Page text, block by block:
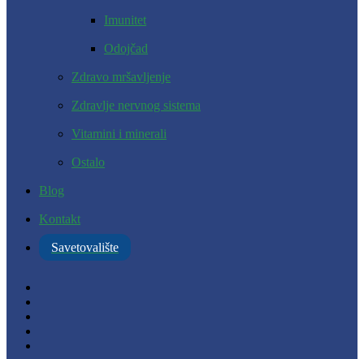
Imunitet
Odojčad
Zdravo mršavljenje
Zdravlje nervnog sistema
Vitamini i minerali
Ostalo
Blog
Kontakt
Savetovalište